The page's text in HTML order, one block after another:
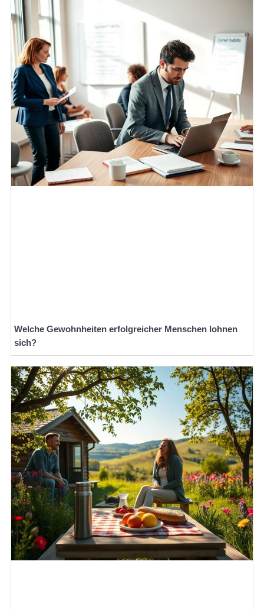
Welche Gewohnheiten erfolgreicher Menschen lohnen
sich?